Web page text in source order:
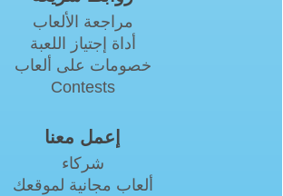
مراجعة الألعاب
أداة إجتياز اللعبة
خصومات على ألعاب
Contests
إعمل معنا
شركاء
ألعاب مجانية لموقعك